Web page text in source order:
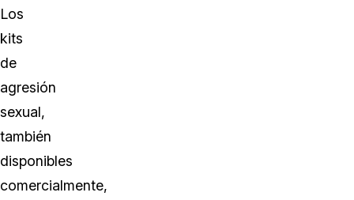
Los
kits
de
agresión
sexual,
también
disponibles
comercialmente,